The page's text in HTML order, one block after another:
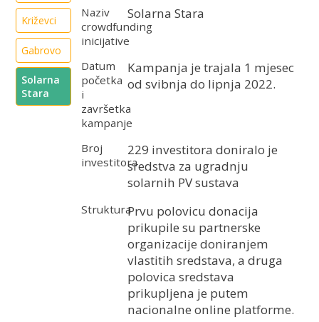
Križevci
Gabrovo
Solarna
Stara
Naziv
crowdfunding
inicijative
Solarna Stara
Datum
početka
i
završetka
kampanje
Kampanja je trajala 1 mjesec
od svibnja do lipnja 2022.
Broj
investitora
229 investitora doniralo je
sredstva za ugradnju
solarnih PV sustava
StrukturaPrvu polovicu donacija
prikupile su partnerske
organizacije doniranjem
vlastitih sredstava, a druga
polovica sredstava
prikupljena je putem
nacionalne online platforme.